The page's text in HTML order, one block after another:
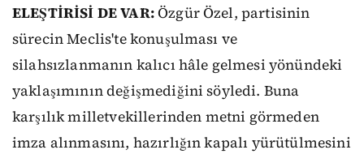
ELEŞTİRİSİ DE VAR:Özgür Özel, partisinin
sürecin Meclis'te konuşulması ve
silahsızlanmanın kalıcı hâle gelmesi yönündeki
yaklaşımının değişmediğini söyledi. Buna
karşılık milletvekillerinden metni görmeden
imza alınmasını, hazırlığın kapalı yürütülmesini